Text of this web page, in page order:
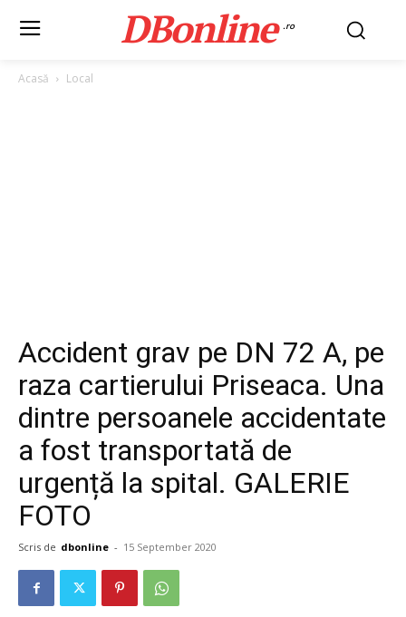
DBonline .ro
Acasă Local
Accident grav pe DN 72 A, pe
raza cartierului Priseaca. Una
dintre persoanele accidentate
a fost transportată de
urgență la spital. GALERIE
FOTO
Scris de dbonline - 15 September 2020